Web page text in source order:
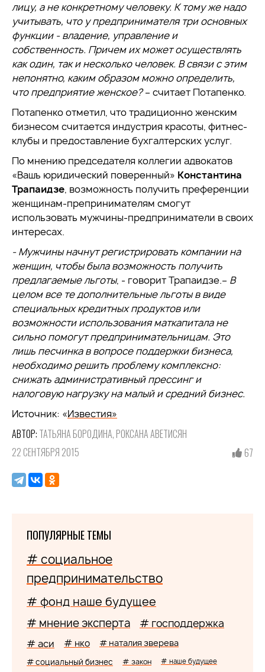
лицу, а не конкретному человеку. К тому же надо
учитывать, что у предпринимателя три основных
функции - владение, управление и
собственность. Причем их может осуществлять
как один, так и несколько человек. В связи с этим
непонятно, каким образом можно определить,
что предприятие женское?– считает Потапенко.
Потапенко отметил, что традиционно женским
бизнесом считается индустрия красоты, фитнес-
клубы и предоставление бухгалтерских услуг.
По мнению председателя коллегии адвокатов
«Вашъ юридический поверенный» Константина
Трапаидзе, возможность получить преференции
женщинам-препринимателям смогут
использовать мужчины-предприниматели в своих
интересах.
- Мужчины начнут регистрировать компании на
женщин, чтобы была возможность получить
предлагаемые льготы, - говорит Трапаидзе.– В
целом все те дополнительные льготы в виде
специальных кредитных продуктов или
возможности использования маткапитала не
сильно помогут предпринимательницам. Это
лишь песчинка в вопросе поддержки бизнеса,
необходимо решить проблему комплексно:
снижать административный прессинг и
налоговую нагрузку на малый и средний бизнес.
Источник: «Известия»
АВТОР: ТАТЬЯНА БОРОДИНА, РОКСАНА АВЕТИСЯН
22 СЕНТЯБРЯ 2015
67
ПОПУЛЯРНЫЕ ТЕМЫ
# социальное
предпринимательство
# фонд наше будущее
# мнение эксперта # господдержка
# аси # нко # наталия зверева
# социальный бизнес # закон # наше будущее